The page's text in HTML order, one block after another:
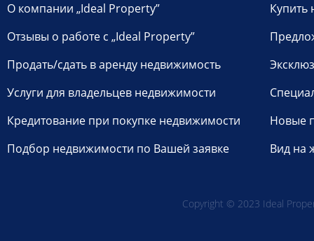
О компании „Ideal Property”
Отзывы о работе с „Ideal Property”
Продать/сдать в аренду недвижимость
Услуги для владельцев недвижимости
Кредитование при покупке недвижимости
Подбор недвижимости по Вашей заявке
Купить
Новые
Вид на
Copyright © 2023 Ideal